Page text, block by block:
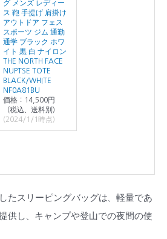
グ メンズ レディー
ス 鞄 手提げ 肩掛け
アウトドア フェス
スポーツ ジム 通勤
通学 ブラック ホワ
イト 黒 白 ナイロン
THE NORTH FACE
NUPTSE TOTE
BLACK/WHITE
NF0A81BU
価格：14,500円
（税込、送料別)
(2024/1/1時点)
たスリーピングバッグは、軽量であ
供し、キャンプや登山での夜間の使